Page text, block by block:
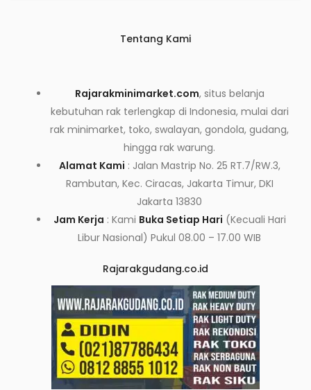
Tentang Kami
Rajarakminimarket.com, situs belanja
kebutuhan rak terlengkap di Indonesia, mulai dari
rak minimarket, toko, swalayan, gondola, gudang,
hingga rak warung.
Alamat Kami : Jalan Mastrip No. 25 RT.7/RW.3,
Rambutan, Kec. Ciracas, Jakarta Timur, DKI
Jakarta 13830
Jam Kerja : Kami Buka Setiap Hari (Kecuali Hari
Libur Nasional) Pukul 08.00 – 17.00 WIB
Rajarakgudang.co.id